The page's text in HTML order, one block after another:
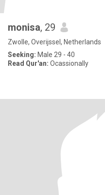
monisa, 29
Zwolle, Overijssel, Netherlands
Seeking: Male 29 - 40
Read Qur'an: Ocassionally